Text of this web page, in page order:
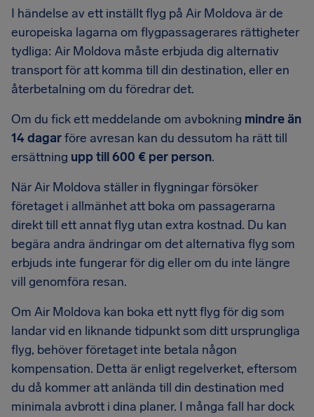
I händelse av ett inställt flyg på Air Moldova är de
europeiska lagarna om flygpassagerares rättigheter
tydliga: Air Moldova måste erbjuda dig alternativ
transport för att komma till din destination, eller en
återbetalning om du föredrar det.
Om du fick ett meddelande om avbokning mindre än
14 dagarföre avresan kan du dessutom ha rätt till
ersättning upp till 600 € per person.
När Air Moldova ställer in flygningar försöker
företaget i allmänhet att boka om passagerarna
direkt till ett annat flyg utan extra kostnad. Du kan
begära andra ändringar om det alternativa flyg som
erbjuds inte fungerar för dig eller om du inte längre
vill genomföra resan.
Om Air Moldova kan boka ett nytt flyg för dig som
landar vid en liknande tidpunkt som ditt ursprungliga
flyg, behöver företaget inte betala någon
kompensation. Detta är enligt regelverket, eftersom
du då kommer att anlända till din destination med
minimala avbrott i dina planer. I många fall har dock